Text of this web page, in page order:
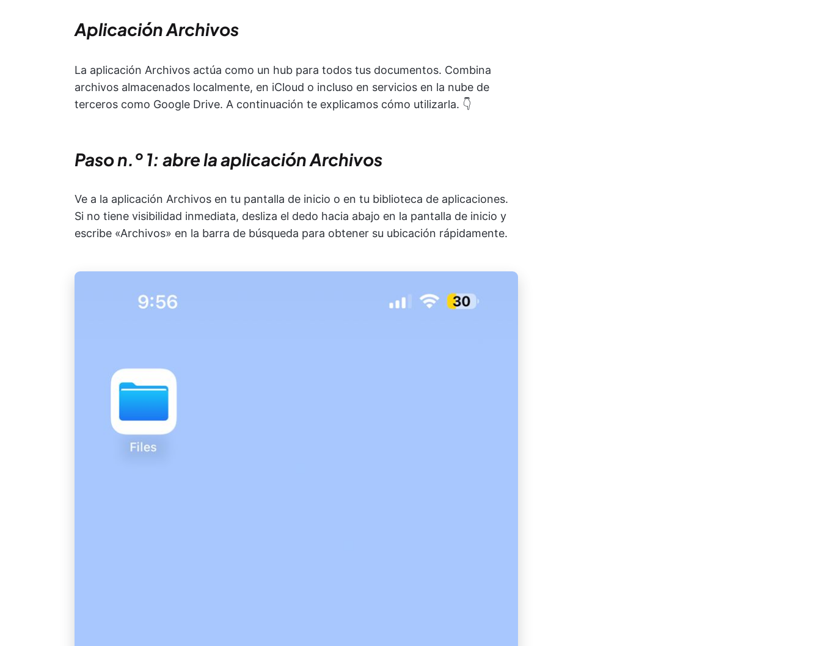
Aplicación Archivos
La aplicación Archivos actúa como un hub para todos tus documentos. Combina
archivos almacenados localmente, en iCloud o incluso en servicios en la nube de
terceros como Google Drive. A continuación te explicamos cómo utilizarla. 👇
Paso n.º 1: abre la aplicación Archivos
Ve a la aplicación Archivos en tu pantalla de inicio o en tu biblioteca de aplicaciones.
Si no tiene visibilidad inmediata, desliza el dedo hacia abajo en la pantalla de inicio y
escribe «Archivos» en la barra de búsqueda para obtener su ubicación rápidamente.